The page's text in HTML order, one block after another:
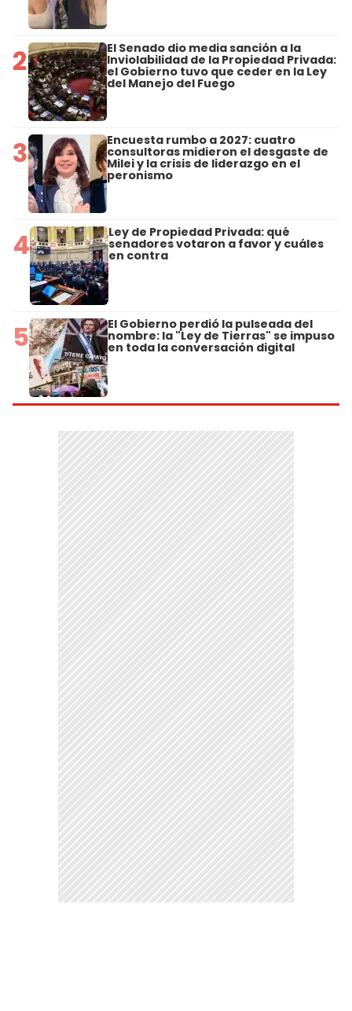
2 El Senado dio media sanción a la
Inviolabilidad de la Propiedad Privada:
el Gobierno tuvo que ceder en la Ley
del Manejo del Fuego
3 Encuesta rumbo a 2027: cuatro
consultoras midieron el desgaste de
Milei y la crisis de liderazgo en el
peronismo
4 Ley de Propiedad Privada: qué
senadores votaron a favor y cuáles
en contra
5 El Gobierno perdió la pulseada del
nombre: la "Ley de Tierras" se impuso
en toda la conversación digital